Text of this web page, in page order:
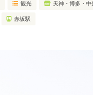
観光 天神・博多・中
赤坂駅